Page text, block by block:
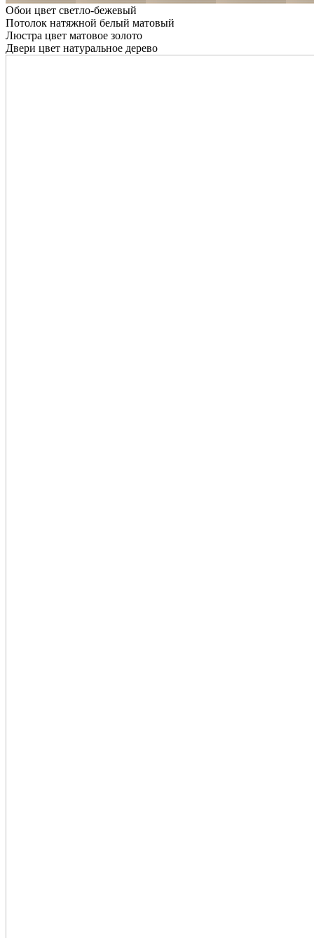
Обои цвет светло-бежевый
Потолок натяжной белый матовый
Люстра цвет матовое золото
Двери цвет натуральное дерево